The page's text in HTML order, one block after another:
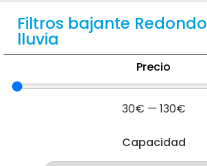
Filtros bajante
lluvia
Precio
30€ — 130€
Capacidad